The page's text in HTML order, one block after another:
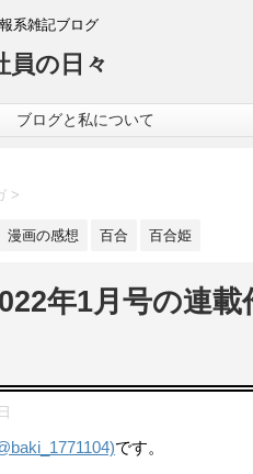
系雑記ブログ
員の日々
ブログと私について
>
漫画の感想 百合 百合姫
年1月号の連
です。